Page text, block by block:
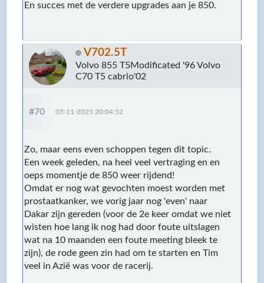
En succes met de verdere upgrades aan je 850.
V702.5T
Volvo 855 T5Modificated '96 Volvo
C70 T5 cabrio'02
#70 05-11-2025 20:04:52
Zo, maar eens even schoppen tegen dit topic.
Een week geleden, na heel veel vertraging en en
oeps momentje de 850 weer rijdend!
Omdat er nog wat gevochten moest worden met
prostaatkanker, we vorig jaar nog 'even' naar
Dakar zijn gereden (voor de 2e keer omdat we niet
wisten hoe lang ik nog had door foute uitslagen
wat na 10 maanden een foute meeting bleek te
zijn), de rode geen zin had om te starten en Tim
veel in Azië was voor de racerij.